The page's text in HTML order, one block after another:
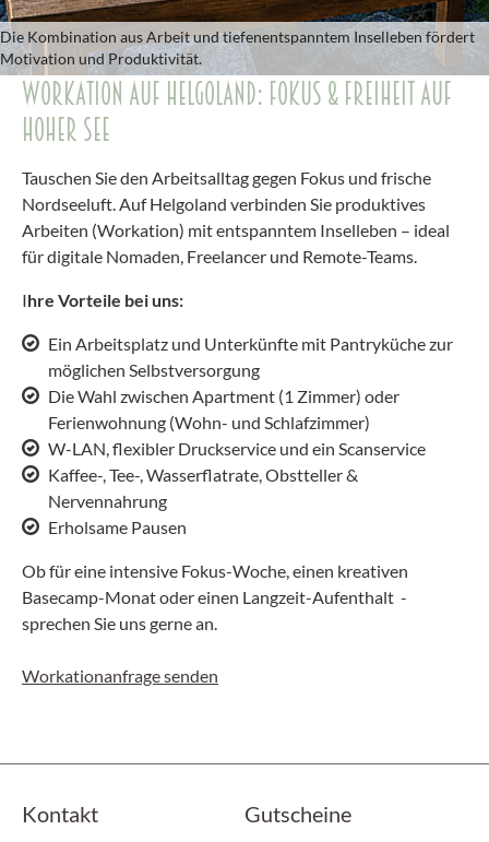
Die Kombination aus Arbeit und tiefenentspanntem Inselleben fördert
Motivation und Produktivität.
WORKATION AUF HELGOLAND: FOKUS & FREIHEIT AUF
HOHER SEE
Tauschen Sie den Arbeitsalltag gegen Fokus und frische
Nordseeluft. Auf Helgoland verbinden Sie produktives
Arbeiten (Workation) mit entspanntem Inselleben – ideal
für digitale Nomaden, Freelancer und Remote-Teams.
Ihre Vorteile bei uns:
Ein Arbeitsplatz und Unterkünfte mit Pantryküche zur
möglichen Selbstversorgung
Die Wahl zwischen Apartment (1 Zimmer) oder
Ferienwohnung (Wohn- und Schlafzimmer)
W-LAN, flexibler Druckservice und ein Scanservice
Kaffee-, Tee-, Wasserflatrate, Obstteller &
Nervennahrung
Erholsame Pausen
Ob für eine intensive Fokus-Woche, einen kreativen
Basecamp-Monat oder einen Langzeit-Aufenthalt -
sprechen Sie uns gerne an.
Workationanfrage senden
Kontakt
Gutscheine